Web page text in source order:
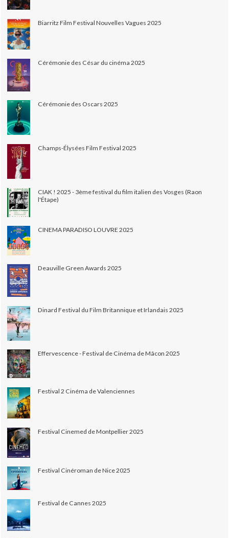
Biarritz Film Festival Nouvelles Vagues 2025
Cérémonie des César du cinéma 2025
Cérémonie des Oscars 2025
Champs-Élysées Film Festival 2025
CIAK ! 2025 - 3ème festival du film italien des Vosges (Raon
l'Étape)
CINEMA PARADISO LOUVRE 2025
Deauville Green Awards 2025
Dinard Festival du Film Britannique et Irlandais 2025
Effervescence - Festival de Cinéma de Mâcon 2025
Festival 2 Cinéma de Valenciennes
Festival Cinemed de Montpellier 2025
Festival Cinéroman de Nice 2025
Festival de Cannes 2025